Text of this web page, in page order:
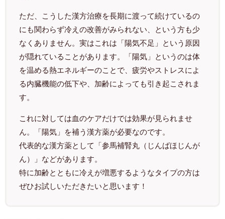
ただ、こうした漢方治療を長期に渡って続けているの
にも関わらず冷えの改善がみられない、という方も少
なくありません。実はこれは「陽気不足」という原因
が隠れていることがあります。「陽気」というのは体
を温める熱エネルギーのことで、疲労やストレスによ
る内臓機能の低下や、加齢によっても引き起こされま
す。
これに対しては血のケアだけでは効果が見られませ
ん。「陽気」を補う漢方薬が必要なのです。
代表的な漢方薬として「参馬補腎丸（じんばほじんが
ん）」などがあります。
特に加齢とともに冷えが増悪するようなタイプの方は
ぜひお試しいただきたいと思います！